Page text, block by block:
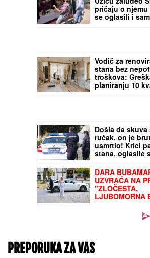
pričaju o njemu
se oglasili i
Vodič za
stana bez
troškova:
planiranju 10
Došla da skuva
ručak, on je
usmrtio! Krici
stana, oglasile
Beogradu
DARA
UZVRAĆA NA
"ZLOČESTA,
LJUBOMORNA
PREPORUKA ZA VAS